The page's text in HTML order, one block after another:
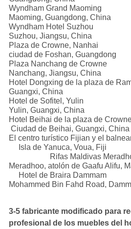
Wyndham Grand
Maoming, Guangdong, China
Wyndham Hotel
Suzhou, Jiangsu, China
Plaza de Crowne,
ciudad de Foshan, Guangdong
Plaza Nanchang de
Nanchang, Jiangsu, China
Hotel Dongxing de la plaza
Guangxi, China
Hotel de Sofitel,
Yulin, Guangxi, China
Hotel Beihai de la plaza
Ciudad de Beihai, Guangxi, China
El centro turístico Fijian y el
Isla de Yanuca, Voua, Fiji
Rifas Maldivas
Meradhoo, atolón de Gaafu Alifu,
Hotel de Braira
Mohammed Bin Fahd Road,
3-5 fabricante modificado para
profesional de los muebles del